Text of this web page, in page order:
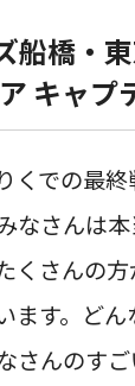
船橋・
キャプ
くでの最終
なさんは
くさんの
ます。ど
さんのす